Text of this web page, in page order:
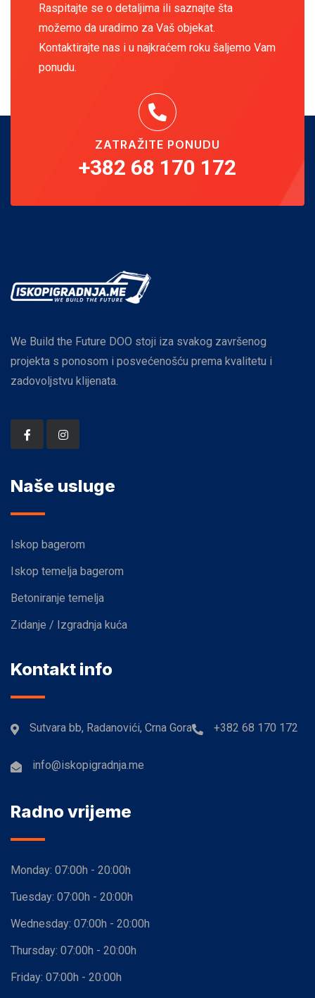
Raspitajte se o detaljima ili saznajte šta
možemo da uradimo za Vaš objekat.
Kontaktirajte nas i u najkraćem roku šaljemo Vam
ponudu.
ZATRAŽITE PONUDU
+382 68 170 172
We Build the Future DOO stoji iza svakog završenog
projekta s ponosom i posvećenošću prema kvalitetu i
zadovoljstvu klijenata.
Naše usluge
Iskop bagerom
Iskop temelja bagerom
Betoniranje temelja
Zidanje / Izgradnja kuća
Kontakt info
Sutvara bb, Radanovići, Crna Gora +382 68 170 172
info@iskopigradnja.me
Radno vrijeme
Monday: 07:00h - 20:00h
Tuesday: 07:00h - 20:00h
Wednesday: 07:00h - 20:00h
Thursday: 07:00h - 20:00h
Friday: 07:00h - 20:00h